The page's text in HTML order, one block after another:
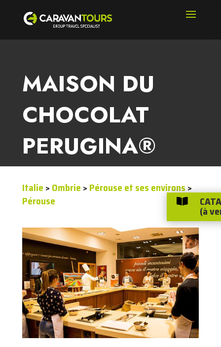
MAISON DU
CHOCOLAT
PERUGINA®
Italie > Ombrie > Pérouse et ses environs>
Pérouse

(à